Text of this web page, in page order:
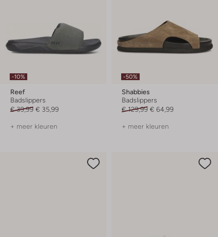
-10%
Reef
Badslippers
€ 39,99 € 35,99
+ meer kleuren
-50%
Shabbies
Badslippers
€ 129,99 € 64,99
+ meer kleuren